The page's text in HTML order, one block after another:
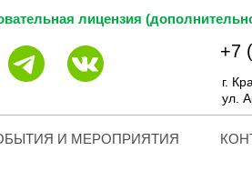
+7
г.
ул.
И МЕРОПРИЯТИЯ
лицензия